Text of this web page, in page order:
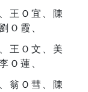
王Ｏ宜、陳
Ｏ霞、
王Ｏ文、美
Ｏ蓮、
翁Ｏ彗、陳